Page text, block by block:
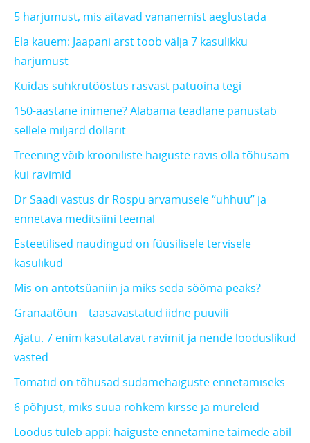
5 harjumust, mis aitavad vananemist aeglustada
Ela kauem: Jaapani arst toob välja 7 kasulikku
harjumust
Kuidas suhkrutööstus rasvast patuoina tegi
150-aastane inimene? Alabama teadlane panustab
sellele miljard dollarit
Treening võib krooniliste haiguste ravis olla tõhusam
kui ravimid
Dr Saadi vastus dr Rospu arvamusele “uhhuu” ja
ennetava meditsiini teemal
Esteetilised naudingud on füüsilisele tervisele
kasulikud
Mis on antotsüaniin ja miks seda sööma peaks?
Granaatõun – taasavastatud iidne puuvili
Ajatu. 7 enim kasutatavat ravimit ja nende looduslikud
vasted
Tomatid on tõhusad südamehaiguste ennetamiseks
6 põhjust, miks süüa rohkem kirsse ja mureleid
Loodus tuleb appi: haiguste ennetamine taimede abil